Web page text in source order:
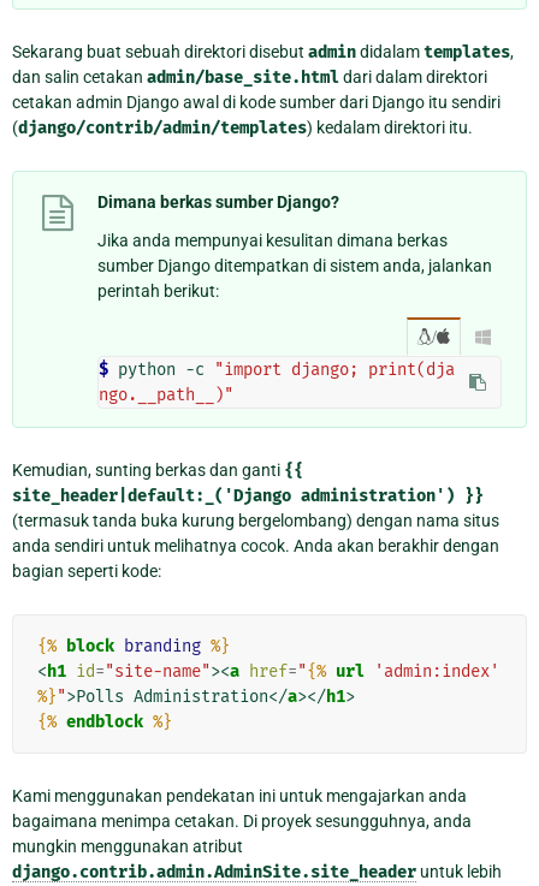
Sekarang buat sebuah direktori disebut admindidalamtemplates,
dan salin cetakan admin/base_site.htmldari dalam direktori
cetakan admin Django awal di kode sumber dari Django itu sendiri
(django/contrib/admin/templates) kedalam direktori itu.
Dimana berkas sumber Django?
Jika anda mempunyai kesulitan dimana berkas
sumber Django ditempatkan di sistem anda, jalankan
perintah berikut:
/ 
$ python -c
"import django; print(dja
ngo.__path__)"
Kemudian, sunting berkas dan ganti {{
site_header|default:_('Django administration') }}
(termasuk tanda buka kurung bergelombang) dengan nama situs
anda sendiri untuk melihatnya cocok. Anda akan berakhir dengan
bagian seperti kode:
{% block branding %}
<h1 id="site-name"><a href="{% url
'admin:index'
%}">Polls Administration</a></h1>
{% endblock %}
Kami menggunakan pendekatan ini untuk mengajarkan anda
bagaimana menimpa cetakan. Di proyek sesungguhnya, anda
mungkin menggunakan atribut
django.contrib.admin.AdminSite.site_header untuk lebih